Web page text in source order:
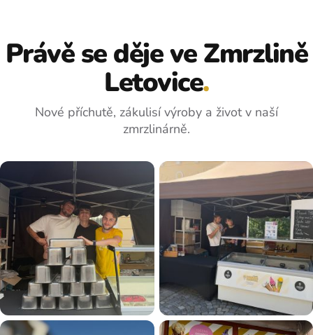
y
v
ý
p
i
s
u
Právě se děje ve Zmrzlině
Letovice.
Nové příchutě, zákulisí výroby a život v naší
zmrzlinárně.